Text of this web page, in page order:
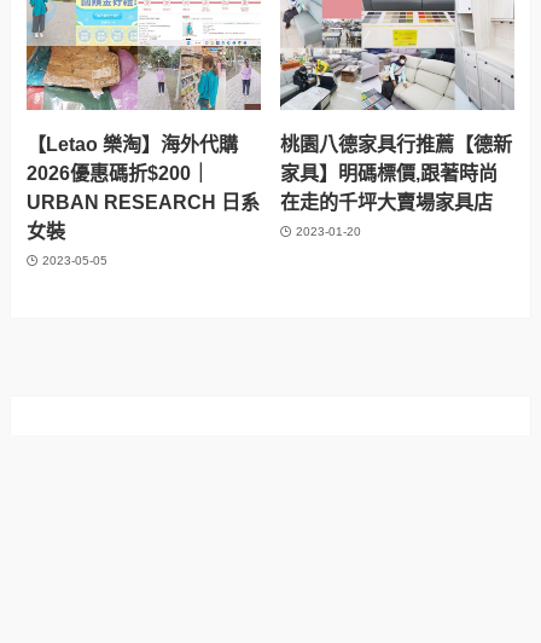
【Letao 樂淘】海外代購
2026優惠碼折$200｜
URBAN RESEARCH 日系
女裝
2023-05-05
桃園八德家具行推薦【德新
家具】明碼標價,跟著時尚
在走的千坪大賣場家具店
2023-01-20